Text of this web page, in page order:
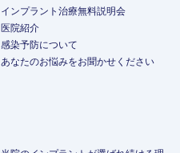
インプラント治療無料説明会
医院紹介
感染予防について
あなたのお悩みをお聞かせください